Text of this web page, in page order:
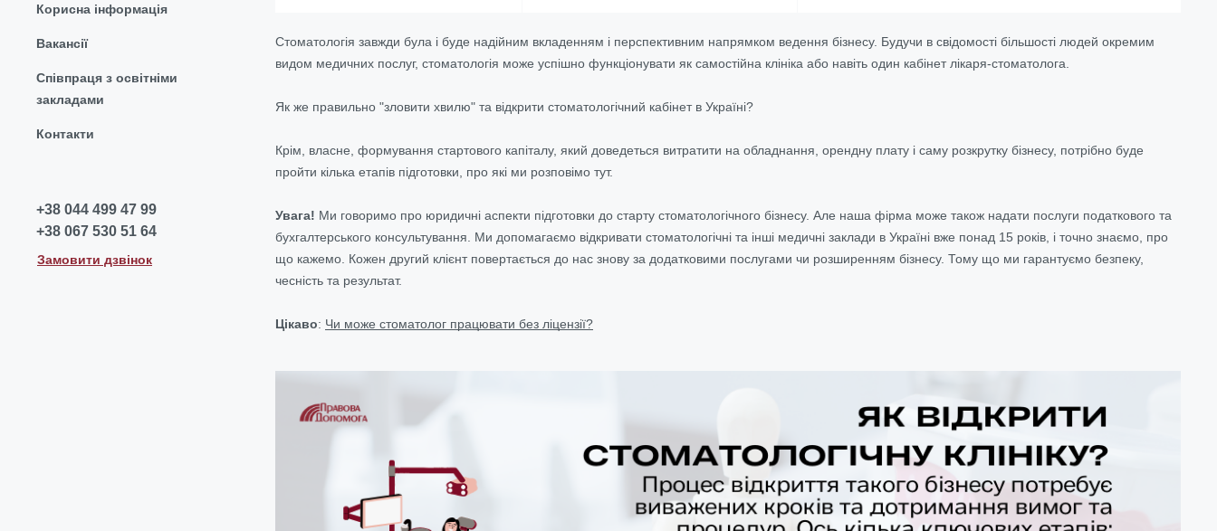
Корисна інформація
Вакансії
Співпраця з освітніми
закладами
Контакти
+38 044 499 47 99
+38 067 530 51 64
Замовити дзвінок
Стоматологія завжди була і буде надійним вкладенням і перспективним напрямком ведення бізнесу. Будучи в свідомості більшості людей окремим
видом медичних послуг, стоматологія може успішно функціонувати як самостійна клініка або навіть один кабінет лікаря-стоматолога.
Як же правильно "зловити хвилю" та відкрити стоматологічний кабінет в Україні?
Крім, власне, формування стартового капіталу, який доведеться витратити на обладнання, орендну плату і саму розкрутку бізнесу, потрібно буде
пройти кілька етапів підготовки, про які ми розповімо тут.
Увага! Ми говоримо про юридичні аспекти підготовки до старту стоматологічного бізнесу. Але наша фірма може також надати послуги податкового та
бухгалтерського консультування. Ми допомагаємо відкривати стоматологічні та інші медичні заклади в Україні вже понад 15 років, і точно знаємо, про
що кажемо. Кожен другий клієнт повертається до нас знову за додатковими послугами чи розширенням бізнесу. Тому що ми гарантуємо безпеку,
чесність та результат.
Цікаво: Чи може стоматолог працювати без ліцензії?